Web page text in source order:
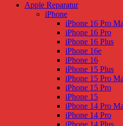
Apple Reparatur
iPhone
iPhone 16 Pro
iPhone 16 Pro
iPhone 16 Plus
iPhone 16e
iPhone 16
iPhone 15 Plus
iPhone 15 Pro
iPhone 15 Pro
iPhone 15
iPhone 14 Pro
iPhone 14 Pro
iPhone 14 Plus